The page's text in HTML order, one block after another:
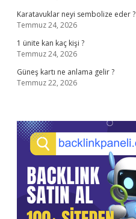
Karatavuklar neyi sembolize eder ?
Temmuz 24, 2026
1 ünite kan kaç kişi ?
Temmuz 24, 2026
Güneş kartı ne anlama gelir ?
Temmuz 22, 2026